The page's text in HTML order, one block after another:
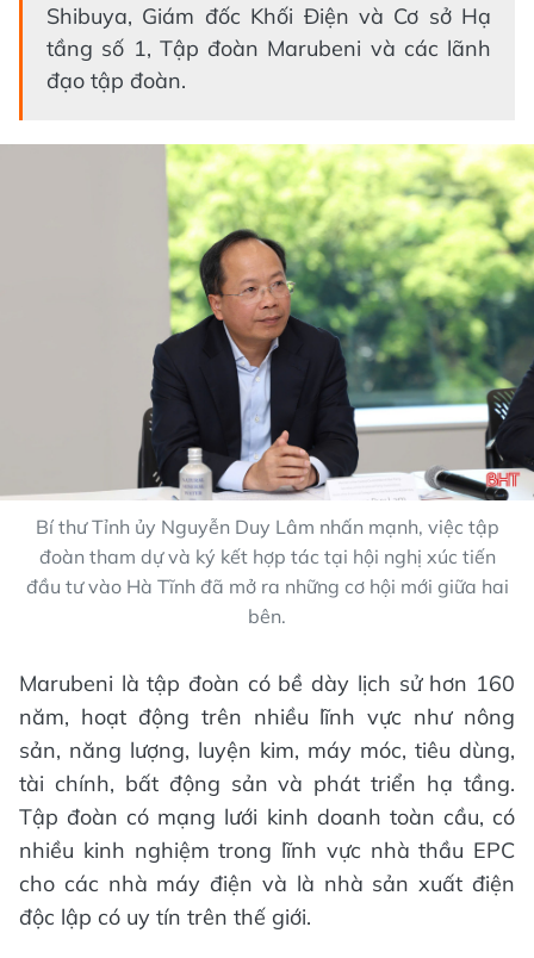
Shibuya, Giám đốc Khối Điện và Cơ sở Hạ
tầng số 1, Tập đoàn Marubeni và các lãnh
đạo tập đoàn.
Bí thư Tỉnh ủy Nguyễn Duy Lâm nhấn mạnh, việc tập
đoàn tham dự và ký kết hợp tác tại hội nghị xúc tiến
đầu tư vào Hà Tĩnh đã mở ra những cơ hội mới giữa hai
bên.
Marubeni là tập đoàn có bề dày lịch sử hơn 160
năm, hoạt động trên nhiều lĩnh vực như nông
sản, năng lượng, luyện kim, máy móc, tiêu dùng,
tài chính, bất động sản và phát triển hạ tầng.
Tập đoàn có mạng lưới kinh doanh toàn cầu, có
nhiều kinh nghiệm trong lĩnh vực nhà thầu EPC
cho các nhà máy điện và là nhà sản xuất điện
độc lập có uy tín trên thế giới.